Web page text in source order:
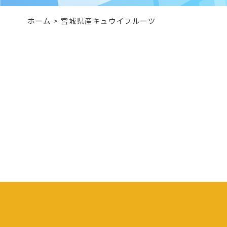
ホーム > 宮城県産キュウイフルーツ